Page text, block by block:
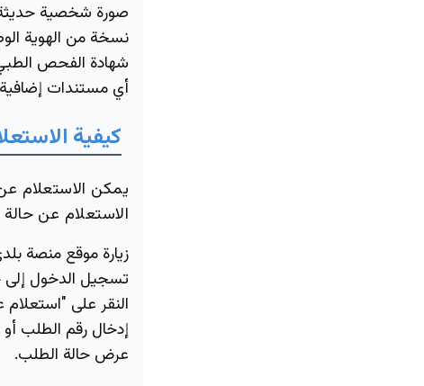
صورة شخصية
نسخة من الهوية
شهادة الفحص
أي مستندات
كيفية
يمكن الاستعلام
الاستعلام عن
زيارة موقع منصة
تسجيل الدخول
النقر على
إدخال رقم الطلب أو
عرض حالة الطلب.